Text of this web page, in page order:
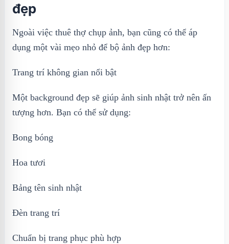
đẹp
Ngoài việc thuê thợ chụp ảnh, bạn cũng có thể áp
dụng một vài mẹo nhỏ để bộ ảnh đẹp hơn:
Trang trí không gian nổi bật
Một background đẹp sẽ giúp ảnh sinh nhật trở nên ấn
tượng hơn. Bạn có thể sử dụng:
Bong bóng
Hoa tươi
Bảng tên sinh nhật
Đèn trang trí
Chuẩn bị trang phục phù hợp